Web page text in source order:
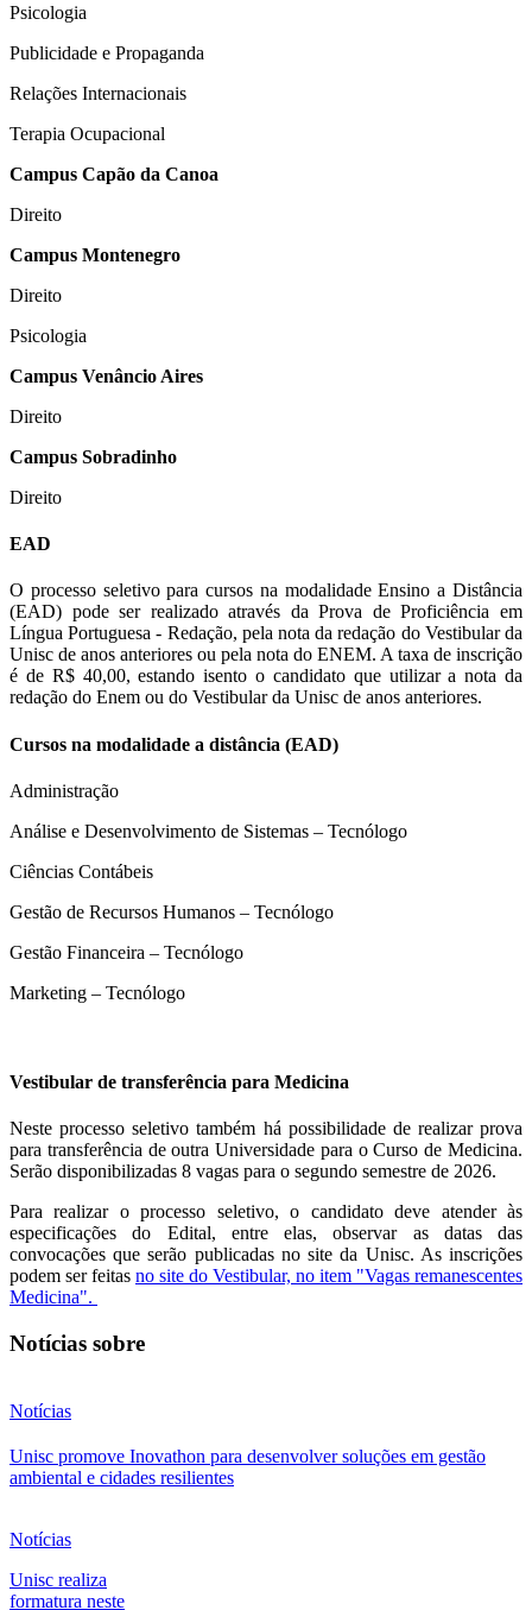
Psicologia
Publicidade e Propaganda
Relações Internacionais
Terapia Ocupacional
Campus Capão da Canoa
Direito
Campus Montenegro
Direito
Psicologia
Campus Venâncio Aires
Direito
Campus Sobradinho
Direito
EAD
O processo seletivo para cursos na modalidade Ensino a Distância
(EAD) pode ser realizado através da Prova de Proficiência em
Língua Portuguesa - Redação, pela nota da redação do Vestibular da
Unisc de anos anteriores ou pela nota do ENEM. A taxa de inscrição
é de R$ 40,00, estando isento o candidato que utilizar a nota da
redação do Enem ou do Vestibular da Unisc de anos anteriores.
Cursos na modalidade a distância (EAD)
Administração
Análise e Desenvolvimento de Sistemas – Tecnólogo
Ciências Contábeis
Gestão de Recursos Humanos – Tecnólogo
Gestão Financeira – Tecnólogo
Marketing – Tecnólogo
Vestibular de transferência para Medicina
Neste processo seletivo também há possibilidade de realizar prova
para transferência de outra Universidade para o Curso de Medicina.
Serão disponibilizadas 8 vagas para o segundo semestre de 2026.
Para realizar o processo seletivo, o candidato deve atender às
especificações do Edital, entre elas, observar as datas das
convocações que serão publicadas no site da Unisc. As inscrições
podem ser feitas no site do Vestibular, no item "Vagas remanescentes
Medicina".
Notícias sobre
Notícias
Unisc promove Inovathon para desenvolver soluções em gestão
ambiental e cidades resilientes
Notícias
Unisc realiza
formatura neste